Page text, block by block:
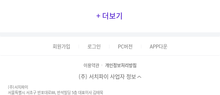
+ 더보기
회원가입 로그인 PC버전 APP다운
이용약관 개인정보처리방침
(주) 서치파이 사업자 정보
(주)서치파이
서울특별시 서초구 반포대로88, 반석빌딩 5층 대표이사 김태묵